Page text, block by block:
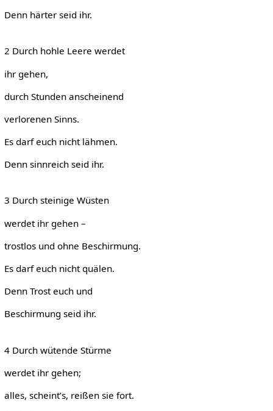
Denn härter seid ihr.
2 Durch hohle Leere werdet
ihr gehen,
durch Stunden anscheinend
verlorenen Sinns.
Es darf euch nicht lähmen.
Denn sinnreich seid ihr.
3 Durch steinige Wüsten
werdet ihr gehen –
trostlos und ohne Beschirmung.
Es darf euch nicht quälen.
Denn Trost euch und
Beschirmung seid ihr.
4 Durch wütende Stürme
werdet ihr gehen;
alles, scheint’s, reißen sie fort.